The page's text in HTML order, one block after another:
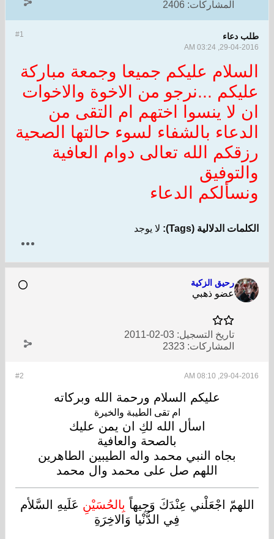
المشاركات: 2406
#1 طلب دعاء
29-04-2016, 03:24 AM
السلام عليكم جميعا وجمعة مباركة
عليكم ...نرجو من الاخوة والاخوات
ان لا ينسوا اختهم ام التقى من
الدعاء بالشفاء لسوء حالتها الصحية
رزقكم الله تعالى دوام العافية
والتوفيق
ونسألكم الدعاء
الكلمات الدلالية (Tags): لا يوجد
رحيق الزكية
عضو ذهبي
تاريخ التسجيل: 03-02-2011
المشاركات: 2323
#2 29-04-2016, 08:10 AM
عليكم السلام ورحمة الله وبركاته
ام تقى الطيبة والخيرة
اسأل الله لكِ ان يمن عليك
بالصحة والعافية
بجاه النبي محمد واله الطيبين الطاهرين
اللهم صل على محمد وال محمد
اللهمّ اجْعَلْني عِنْدَكَ وَجِيهاً بِالحُسَيْنِ عَلَيهِ السَّلأم
فِي الدُّنْيا وَالاخِرَةِ